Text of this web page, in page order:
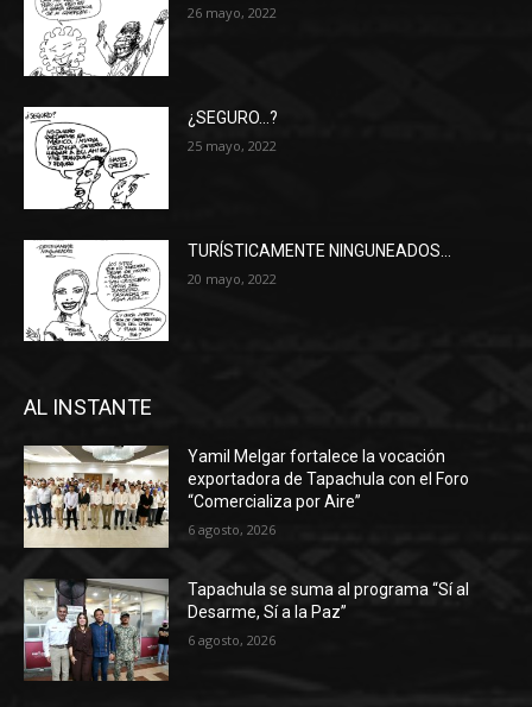
26 mayo, 2022
¿SEGURO…?
25 mayo, 2022
TURÍSTICAMENTE NINGUNEADOS…
20 mayo, 2022
AL INSTANTE
Yamil Melgar fortalece la vocación
exportadora de Tapachula con el Foro
“Comercializa por Aire”
6 agosto, 2026
Tapachula se suma al programa “Sí al
Desarme, Sí a la Paz”
6 agosto, 2026